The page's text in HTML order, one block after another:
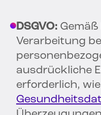
DSGVO: Gemäß
Verarbeitung
ausdrückliche
erforderlich,